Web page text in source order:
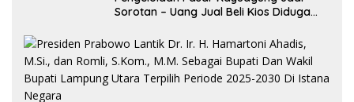
Sorotan – Uang Jual Beli Kios Diduga
dan Perdagangan